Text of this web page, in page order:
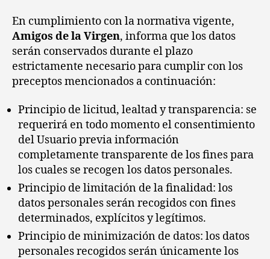
En cumplimiento con la normativa vigente,
Amigos de la Virgen, informa que los datos
serán conservados durante el plazo
estrictamente necesario para cumplir con los
preceptos mencionados a continuación:
Principio de licitud, lealtad y transparencia: se
requerirá en todo momento el consentimiento
del Usuario previa información
completamente transparente de los fines para
los cuales se recogen los datos personales.
Principio de limitación de la finalidad: los
datos personales serán recogidos con fines
determinados, explícitos y legítimos.
Principio de minimización de datos: los datos
personales recogidos serán únicamente los